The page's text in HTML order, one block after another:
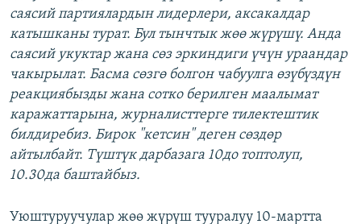
саясий партиялардын лидерлери, аксакалдар
катышканы турат. Бул тынчтык жөө жүрүшү. Анда
саясий укуктар жана сөз эркиндиги үчүн ураандар
чакырылат. Басма сөзгө болгон чабуулга өзүбүздүн
реакциябызды жана сотко берилген маалымат
каражаттарына, журналисттерге тилектештик
билдиребиз. Бирок "кетсин" деген сөздөр
айтылбайт. Түштүк дарбазага 10до топтолуп,
10.30да баштайбыз.
Уюштуруучулар жөө жүрүш тууралуу 10-мартта